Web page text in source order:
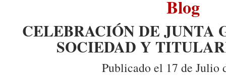
Blog
CELEBRACIÓN DE JUNTA
SOCIEDAD Y
Publicado el 17 de Julio